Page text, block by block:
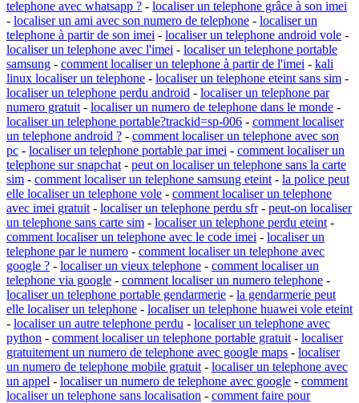
telephone avec whatsapp ? - localiser un telephone grâce à son imei
- localiser un ami avec son numero de telephone - localiser un
telephone à partir de son imei - localiser un telephone android vole -
localiser un telephone avec l'imei - localiser un telephone portable
samsung - comment localiser un telephone à partir de l'imei - kali
linux localiser un telephone - localiser un telephone eteint sans sim -
localiser un telephone perdu android - localiser un telephone par
numero gratuit - localiser un numero de telephone dans le monde -
localiser un telephone portable?trackid=sp-006 - comment localiser
un telephone android ? - comment localiser un telephone avec son
pc - localiser un telephone portable par imei - comment localiser un
telephone sur snapchat - peut on localiser un telephone sans la carte
sim - comment localiser un telephone samsung eteint - la police peut
elle localiser un telephone vole - comment localiser un telephone
avec imei gratuit - localiser un telephone perdu sfr- peut-on localiser
un telephone sans carte sim - localiser un telephone perdu eteint -
comment localiser un telephone avec le code imei - localiser un
telephone par le numero - comment localiser un telephone avec
google ? - localiser un vieux telephone - comment localiser un
telephone via google - comment localiser un numero telephone -
localiser un telephone portable gendarmerie - la gendarmerie peut
elle localiser un telephone - localiser un telephone huawei vole eteint
- localiser un autre telephone perdu - localiser un telephone avec
python - comment localiser un telephone portable gratuit - localiser
gratuitement un numero de telephone avec google maps - localiser
un numero de telephone mobile gratuit - localiser un telephone avec
un appel - localiser un numero de telephone avec google - comment
localiser un telephone sans localisation - comment faire pour